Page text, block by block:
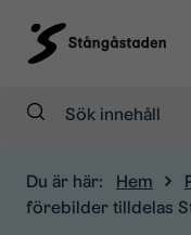
Sök:
Du är här: Hem
förebilder tilldelas